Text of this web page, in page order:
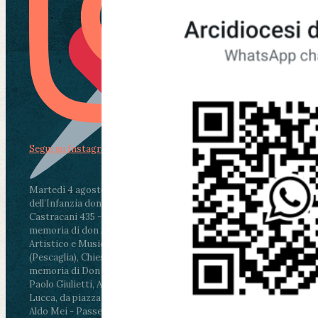
Martedì 4 agosto2026
ore 11:30 - Lucca, Scuola
dell’Infanzia don Aldo Mei - Viale Castruccio
Castracani 435 - Inaugurazione murales in
memoria di don Aldo Mei curato dal Liceo
Artistico e Musicale “Passaglia”
ore 18 - Fiano
(Pescaglia), Chiesa parrocchiale - Messa in
memoria di Don Aldo Mei celebrata da mons.
Paolo Giulietti, Arcivescovo di Lucca
ore 20.30 -
Lucca, da piazza San Michele al Cippo di don
Aldo Mei - Passeggiata della Memoria in alcuni
Segui su Instagram